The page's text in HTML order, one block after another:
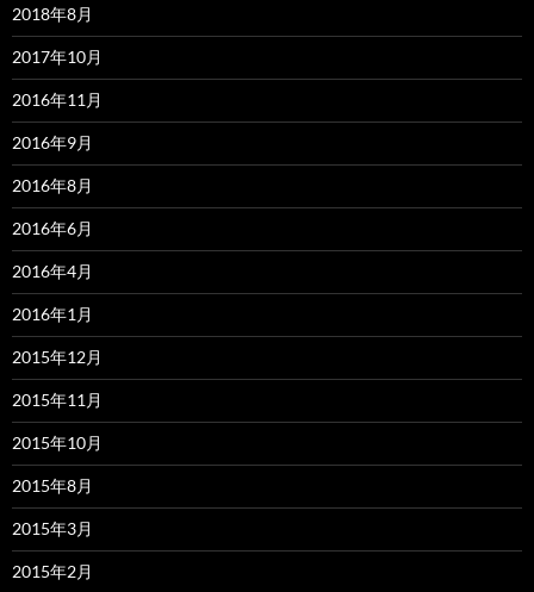
2018年8月
2017年10月
2016年11月
2016年9月
2016年8月
2016年6月
2016年4月
2016年1月
2015年12月
2015年11月
2015年10月
2015年8月
2015年3月
2015年2月